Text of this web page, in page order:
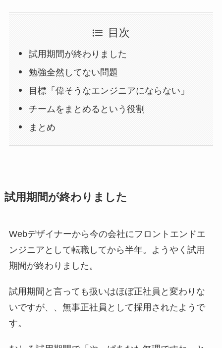
目次
試用期間が終わりました
勉強全然してない問題
目標「偉そうなエンジニアにならない」
チームをまとめるという役割
まとめ
試用期間が終わりました
Webデザイナーから今の会社にフロントエンドエ
ンジニアとして転職してから半年。ようやく試用
期間が終わりました。
試用期間と言っても扱いはほぼ正社員と変わりな
いですが、、無事正社員として採用されたようで
す。